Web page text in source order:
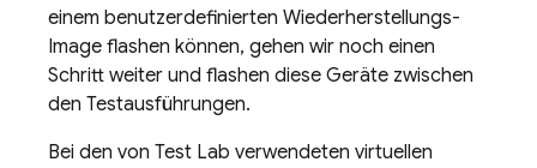
einem benutzerdefinierten Wiederherstellungs-
Image flashen können, gehen wir noch einen
Schritt weiter und flashen diese Geräte zwischen
den Testausführungen.
Bei den von Test Lab verwendeten virtuellen